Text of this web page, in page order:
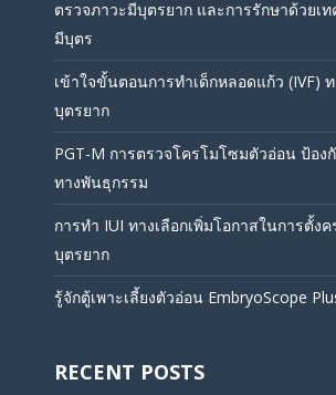
ตรวจภาวะมีบุตรยาก และการรักษาด้วยเ
มีบุตร
เข้าใจขั้นตอนการทำเด็กหลอดแก้ว (IVF)
บุตรยาก
PGT-M การตรวจโครโมโซมตัวอ่อน ป้อง
ทางพันธุกรรม
การทำ IUI ทางเลือกเพิ่มโอกาสในการตั้ง
บุตรยาก
รู้จักตู้เพาะเลี้ยงตัวอ่อน EmbryoScope
RECENT POSTS